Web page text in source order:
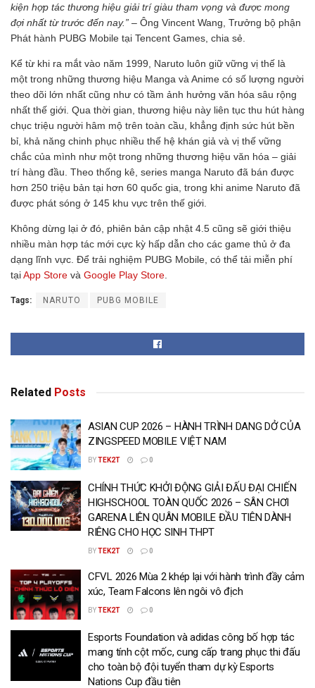
kiện hợp tác thương hiệu giải trí giàu tham vọng và được mong
đợi nhất từ trước đến nay.” – Ông Vincent Wang, Trưởng bộ phận
Phát hành PUBG Mobile tại Tencent Games, chia sẻ.
Kể từ khi ra mắt vào năm 1999, Naruto luôn giữ vững vị thế là
một trong những thương hiệu Manga và Anime có số lượng người
theo dõi lớn nhất cũng như có tầm ảnh hưởng văn hóa sâu rộng
nhất thế giới. Qua thời gian, thương hiệu này liên tục thu hút hàng
chục triệu người hâm mộ trên toàn cầu, khẳng định sức hút bền
bỉ, khả năng chinh phục nhiều thế hệ khán giả và vị thế vững
chắc của mình như một trong những thương hiệu văn hóa – giải
trí hàng đầu. Theo thống kê, series manga Naruto đã bán được
hơn 250 triệu bản tại hơn 60 quốc gia, trong khi anime Naruto đã
được phát sóng ở 145 khu vực trên thế giới.
Không dừng lại ở đó, phiên bản cập nhật 4.5 cũng sẽ giới thiệu
nhiều màn hợp tác mới cực kỳ hấp dẫn cho các game thủ ở đa
dạng lĩnh vực. Để trải nghiệm PUBG Mobile, có thể tải miễn phí
tạiApp Store và Google Play Store
Tags: NARUTO PUBG MOBILE
Related Posts
ASIAN CUP 2026 – HÀNH TRÌNH DANG DỞ CỦA
ZINGSPEED MOBILE VIỆT NAM
BYTEK2T 0
CHÍNH THỨC KHỞI ĐỘNG GIẢI ĐẤU ĐẠI CHIẾN
HIGHSCHOOL TOÀN QUỐC 2026 – SÂN CHƠI
GARENA LIÊN QUÂN MOBILE ĐẦU TIÊN DÀNH
RIÊNG CHO HỌC SINH THPT
BYTEK2T 0
CFVL 2026 Mùa 2 khép lại với hành trình đầy cảm
xúc, Team Falcons lên ngôi vô địch
BYTEK2T 0
Esports Foundation và adidas công bố hợp tác
mang tính cột mốc, cung cấp trang phục thi đấu
cho toàn bộ đội tuyển tham dự kỳ Esports
Nations Cup đầu tiên